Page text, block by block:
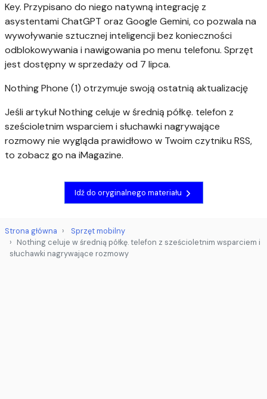
Key. Przypisano do niego natywną integrację z
asystentami ChatGPT oraz Google Gemini, co pozwala na
wywoływanie sztucznej inteligencji bez konieczności
odblokowywania i nawigowania po menu telefonu. Sprzęt
jest dostępny w sprzedaży od 7 lipca.
Nothing Phone (1) otrzymuje swoją ostatnią aktualizację
Jeśli artykuł Nothing celuje w średnią półkę. telefon z
sześcioletnim wsparciem i słuchawki nagrywające
rozmowy nie wygląda prawidłowo w Twoim czytniku RSS,
to zobacz go na iMagazine.
Idź do oryginalnego materiału
Strona główna
Sprzęt mobilny
Nothing celuje w średnią półkę. telefon z sześcioletnim wsparciem i
słuchawki nagrywające rozmowy